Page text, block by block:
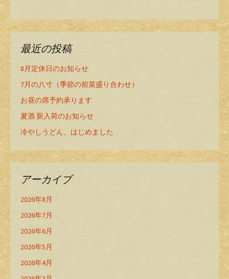
最近の投稿
8月定休日のお知らせ
7月の八寸（季節の前菜盛り合わせ）
お昼の席予約承ります
夏酒 新入荷のお知らせ
冷やしうどん、はじめました
アーカイブ
2026年8月
2026年7月
2026年6月
2026年5月
2026年4月